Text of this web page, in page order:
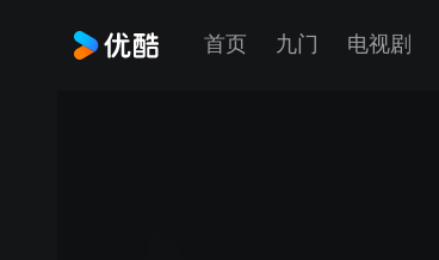
首页 九门 电视剧